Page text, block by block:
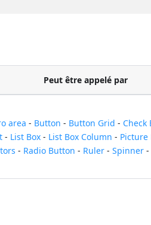
Peut être appelé par
area - Button - Button Grid - Check
- List Box - List Box Column - Picture
- Radio Button - Ruler -Spinner